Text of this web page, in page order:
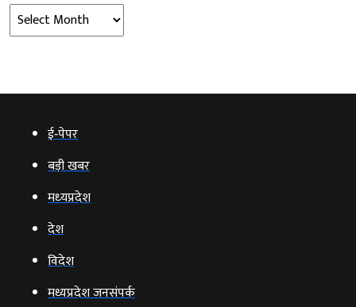
Archives
ई‑पेपर
बड़ी खबर
मध्‍यप्रदेश
देश
विदेश
मध्यप्रदेश जनसंपर्क